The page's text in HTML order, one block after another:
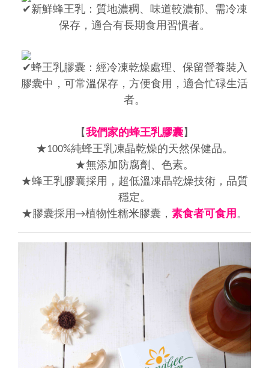
新鮮蜂王乳：質地濃稠、味道較濃郁、需冷凍
保存，適合有長期食用習慣者。
蜂王乳膠囊：經冷凍乾燥處理、保留營養裝入
膠囊中，可常溫保存，方便食用，適合忙碌生活
者。
【我們家的蜂王乳膠囊】
★100%純蜂王乳凍晶乾燥的天然保健品。
★無添加防腐劑、色素。
★蜂王乳膠囊採用，超低溫凍晶乾燥技術，品質
穩定。
★膠囊採用→植物性糯米膠囊， 素食者可食用。